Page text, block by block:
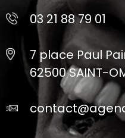
03 21 88 79 01
7 place Paul
62500 SAINT-